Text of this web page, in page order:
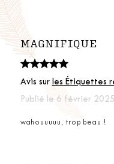
MAGNIFIQUE
Avis sur les Étiquettes
Publié le 6 février 2025
wahouuuuu, trop beau !